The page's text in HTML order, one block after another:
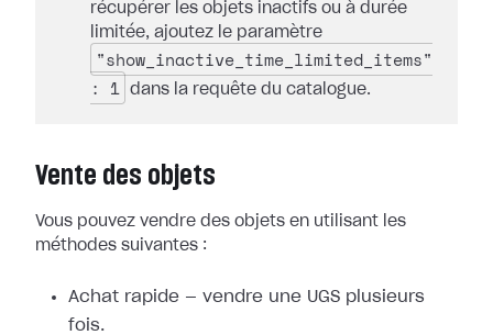
récupérer les objets inactifs ou à durée
limitée, ajoutez le paramètre
"show_inactive_time_limited_items"
: 1
dans la requête du catalogue.
Vente des objets
Vous pouvez vendre des objets en utilisant les
méthodes suivantes :
Achat rapide — vendre une UGS plusieurs
fois.